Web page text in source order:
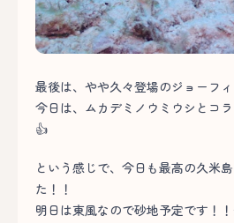
最後は、やや久々登場のジョーフィ
今日は、ムカデミノウミウシとコ
👍
という感じで、今日も最高の久米
た！！
明日は東風なので砂地予定です！